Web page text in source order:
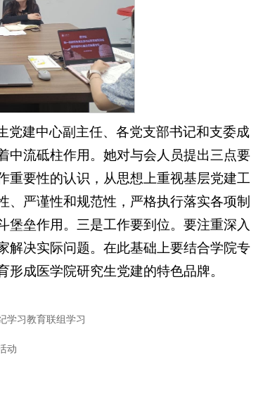
党建中心副主任、各党支部书记和支委成
中流砥柱作用。她对与会人员提出三点要
重要性的认识，从思想上重视基层党建工
严谨性和规范性，严格执行落实各项制
堡垒作用。三是工作要到位。要注重深入
解决实际问题。在此基础上要结合学院专
成医学院研究生党建的特色品牌。
学习教育联组学习
动